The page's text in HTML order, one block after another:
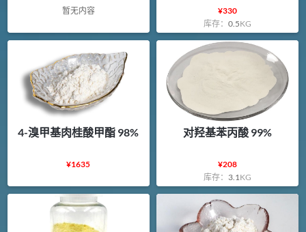
暂无内容 ¥330
库存：0.5KG
4-溴甲基肉桂酸甲酯 98%
¥1635
对羟基苯丙酸 99%
¥208
库存： 3.1 KG